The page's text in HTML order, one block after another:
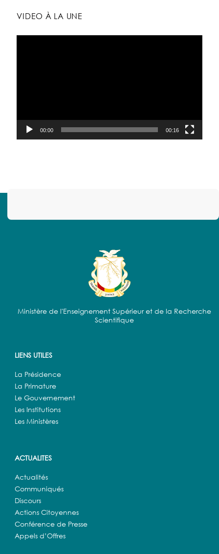
VIDEO À LA UNE
00:00 00:16
Ministère de l'Enseignement Supérieur et de la Recherche
Scientifique
LIENS UTILES
La Présidence
La Primature
Le Gouvernement
Les Institutions
Les Ministères
ACTUALITES
Actualités
Communiqués
Discours
Actions Citoyennes
Conférence de Presse
Appels d’Offres